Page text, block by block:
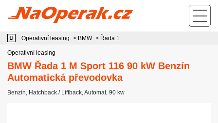
Operativní leasing BMW Řada 1 M Sport 116 90 kW Benzín Automatická
Operativní leasing > BMW > Řada 1
Operativní leasing
BMW Řada 1 M Sport 116 90 kW Benzín
Automatická převodovka
Benzín, Hatchback / Liftback,Automat, 90 kw